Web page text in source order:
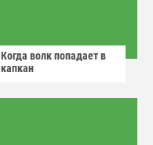
Когда волк попадает в
капкан